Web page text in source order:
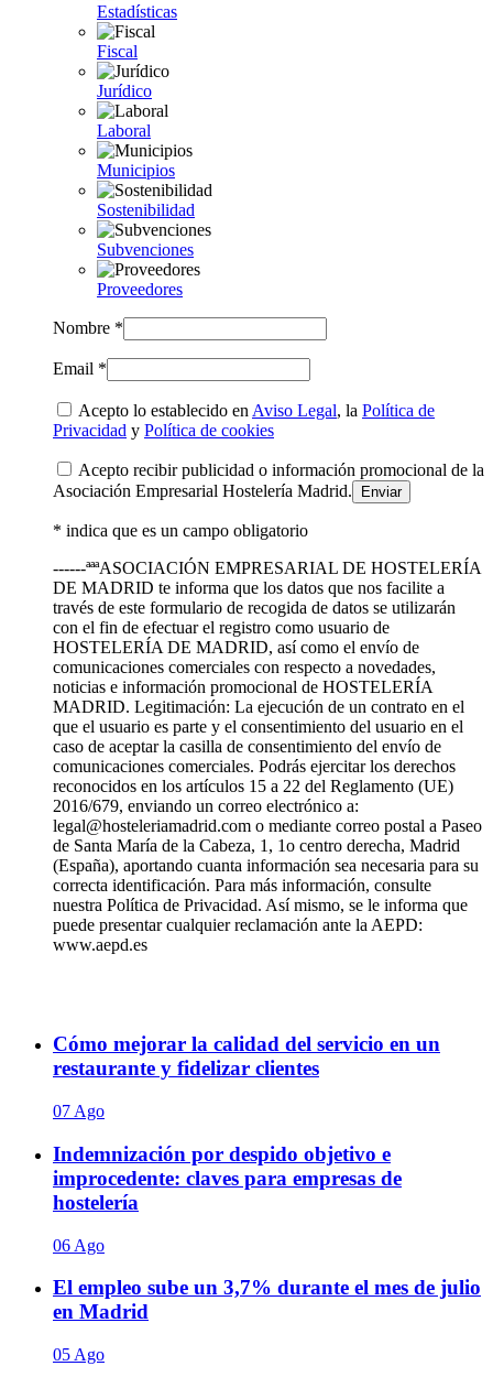
Estadísticas
Fiscal
Jurídico
Laboral
Municipios
Sostenibilidad
Subvenciones
Proveedores
Nombre *
Email *
Acepto lo establecido en Aviso Legal, la Política de
Privacidad y Política de cookies
Acepto recibir publicidad o información promocional de la
Asociación Empresarial Hostelería Madrid.
* indica que es un campo obligatorio
------ªªªASOCIACIÓN EMPRESARIAL DE HOSTELERÍA
DE MADRID te informa que los datos que nos facilite a
través de este formulario de recogida de datos se utilizarán
con el fin de efectuar el registro como usuario de
HOSTELERÍA DE MADRID, así como el envío de
comunicaciones comerciales con respecto a novedades,
noticias e información promocional de HOSTELERÍA
MADRID. Legitimación: La ejecución de un contrato en el
que el usuario es parte y el consentimiento del usuario en el
caso de aceptar la casilla de consentimiento del envío de
comunicaciones comerciales. Podrás ejercitar los derechos
reconocidos en los artículos 15 a 22 del Reglamento (UE)
2016/679, enviando un correo electrónico a:
legal@hosteleriamadrid.com o mediante correo postal a Paseo
de Santa María de la Cabeza, 1, 1o centro derecha, Madrid
(España), aportando cuanta información sea necesaria para su
correcta identificación. Para más información, consulte
nuestra Política de Privacidad. Así mismo, se le informa que
puede presentar cualquier reclamación ante la AEPD:
www.aepd.es
Cómo mejorar la calidad del servicio en un
restaurante y fidelizar clientes
07 Ago
Indemnización por despido objetivo e
improcedente: claves para empresas de
hostelería
06 Ago
El empleo sube un 3,7% durante el mes de julio
en Madrid
05 Ago